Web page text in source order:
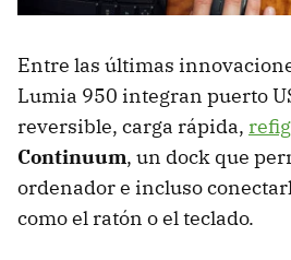
Entre las últimas
Lumia 950 integran puerto
reversible, carga rápida,
Continuum, un dock que
ordenador e incluso
como el ratón o el teclado.